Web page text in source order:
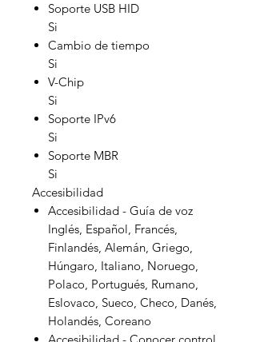
Soporte USB HID
Si
Cambio de tiempo
Si
V-Chip
Si
Soporte IPv6
Si
Soporte MBR
Si
Accesibilidad
Accesibilidad - Guía de voz
Inglés, Español, Francés,
Finlandés, Alemán, Griego,
Húngaro, Italiano, Noruego,
Polaco, Portugués, Rumano,
Eslovaco, Sueco, Checo, Danés,
Holandés, Coreano